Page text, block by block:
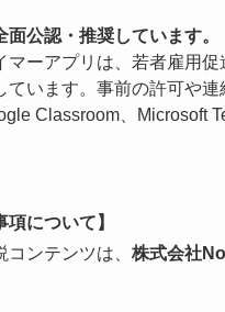
面公認・推奨しています。
マーアプリは、若者雇用
ています。事前の許可や
Classroom、Microsoft
項について】
ンテンツは、 株式会社